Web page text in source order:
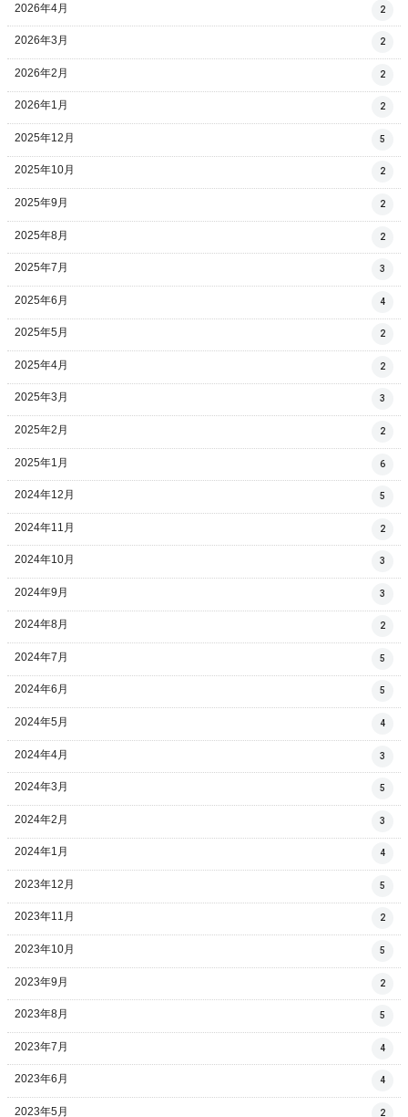
2026年4月 2
2026年3月 2
2026年2月 2
2026年1月 2
2025年12月 5
2025年10月 2
2025年9月 2
2025年8月 2
2025年7月 3
2025年6月 4
2025年5月 2
2025年4月 2
2025年3月 3
2025年2月 2
2025年1月 6
2024年12月 5
2024年11月 2
2024年10月 3
2024年9月 3
2024年8月 2
2024年7月 5
2024年6月 5
2024年5月 4
2024年4月 3
2024年3月 5
2024年2月 3
2024年1月 4
2023年12月 5
2023年11月 2
2023年10月 5
2023年9月 2
2023年8月 5
2023年7月 4
2023年6月 4
2023年5月 2